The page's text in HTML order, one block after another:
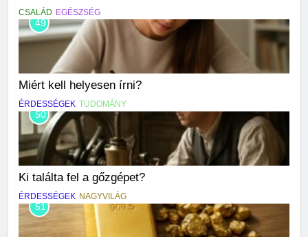
CSALÁD EGÉSZSÉG
49
Miért kell helyesen írni?
ÉRDESSÉGEK TUDOMÁNY
50
Ki találta fel a gőzgépet?
ÉRDESSÉGEK NAGYVILÁG
51